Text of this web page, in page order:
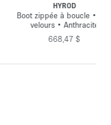
zippée à boucle • Cuir
velours • Anthracite
668,47 $